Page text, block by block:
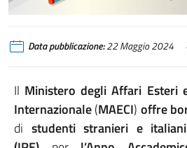
Data pubblicazione:22 Maggio 2024
Il Ministero degli Affari Esteri
Internazionale(MAECI) offre
di studenti stranieri e